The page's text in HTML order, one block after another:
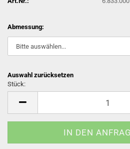
Abmessung:
Auswahl zurücksetzen
Stück: